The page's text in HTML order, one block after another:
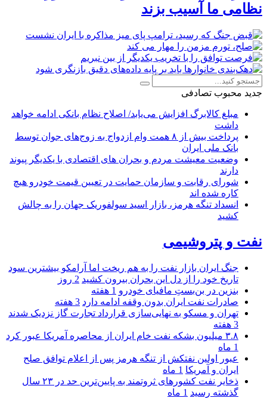
نظامی ما آسیب بزند
جدید محبوب تصادفی
مبلغ کالابرگ افزایش می‌یابد/ اصلاح نظام بانکی ادامه خواهد
داشت
پرداخت بیش از ۸ همت وام ازدواج به زوج‌های جوان توسط
بانک ملی ایران
وضعیت معیشت مردم و بحران های اقتصادی با یکدیگر پیوند
دارند
شورای رقابت و سازمان حمایت در تعیین قیمت خودرو هیچ
کاره شده اند
انسداد تنگه هرمز، بازار اسید سولفوریک جهان را به چالش
کشید
نفت و پتروشیمی
جنگ ایران بازار نفت را به هم ریخت اما آرامکو بیشترین سود
تاریخ خود را از دل این بحران بیرون کشید 2 روز
بنزین در بن‌بستِ مافیای خودرو 1 هفته
صادرات نفت ایران بدون وقفه ادامه دارد 3 هفته
تهران و مسکو به نهایی‌سازی قرارداد تجارت گاز نزدیک شدند
3 هفته
۳.۸ میلیون بشکه نفت خام ایران از محاصره آمریکا عبور کرد
1 ماه
عبور اولین نفتکش از تنگه هرمز پس از اعلام توافق صلح
ایران و آمریکا 1 ماه
ذخایر نفت کشورهای ثروتمند به پایین‌ترین حد در ۲۳ سال
گذشته رسید 1 ماه